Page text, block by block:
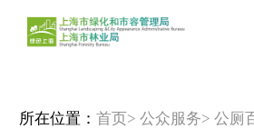
所在位置： 首页 > 公众服务> 公厕